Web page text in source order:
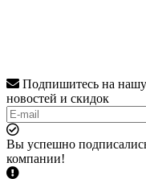
Подпишитесь на нашу
новостей и скидок
Вы успешно
компании!